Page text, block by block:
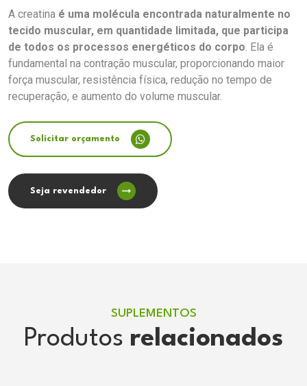
A creatina é uma molécula encontrada naturalmente no
tecido muscular, em quantidade limitada, que participa
de todos os processos energéticos do corpo. Ela é
fundamental na contração muscular, proporcionando maior
força muscular, resistência física, redução no tempo de
recuperação, e aumento do volume muscular.
Solicitar orçamento
Seja revendedor
SUPLEMENTOS
Produtos relacionados